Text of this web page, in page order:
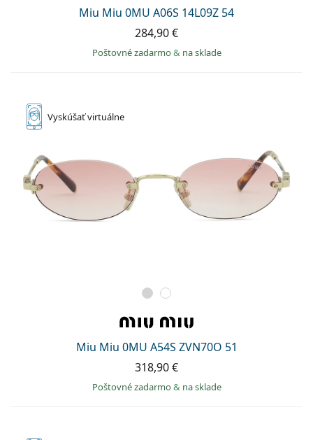
Miu Miu 0MU A06S 14L09Z 54
284,90 €
Poštovné zadarmo& na sklade
Vyskúšaťvirtuálne
Miu Miu 0MU A54S ZVN70O 51
318,90 €
Poštovné zadarmo& na sklade